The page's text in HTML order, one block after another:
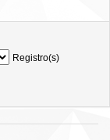
Registro(s)